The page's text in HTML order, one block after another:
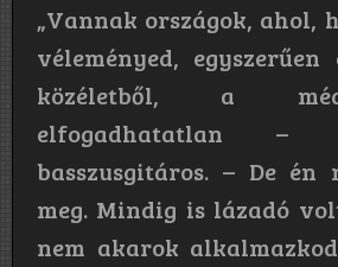
„Vannak országok, ahol,
véleményed,
közéletből, a
elfogadhatatlan –
basszusgitáros. – De
meg. Mindig is lázadó
nem akarok